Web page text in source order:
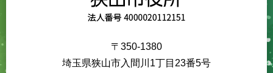
〒350-1380
埼玉県狭山市入間川1丁目23番5号